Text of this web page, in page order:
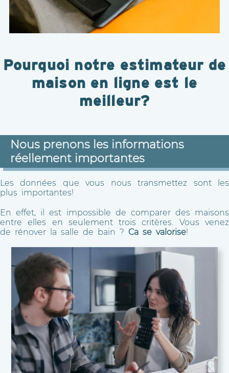
Pourquoi notre estimateur de
maison en ligne est le
meilleur?
Nous prenons les informations
réellement importantes
Les données que vous nous transmettez sont les
plus importantes!
En effet, il est impossible de comparer des maisons
entre elles en seulement trois critères. Vous venez
de rénover la salle de bain ? Ca se valorise!